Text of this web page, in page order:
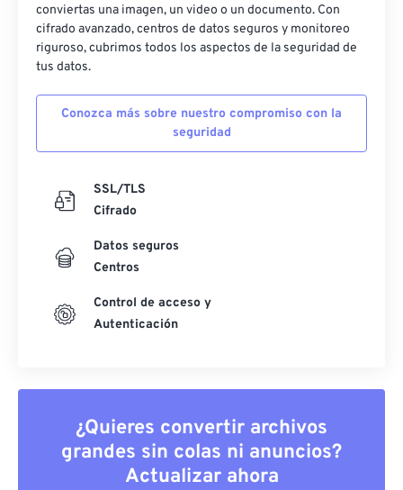
conviertas una imagen, un video o un documento. Con
cifrado avanzado, centros de datos seguros y monitoreo
riguroso, cubrimos todos los aspectos de la seguridad de
tus datos.
Conozca más sobre nuestro compromiso con la
seguridad
SSL/TLS
Cifrado
Datos seguros
Centros
Control de acceso y
Autenticación
¿Quieres convertir archivos
grandes sin colas ni anuncios?
Actualizar ahora